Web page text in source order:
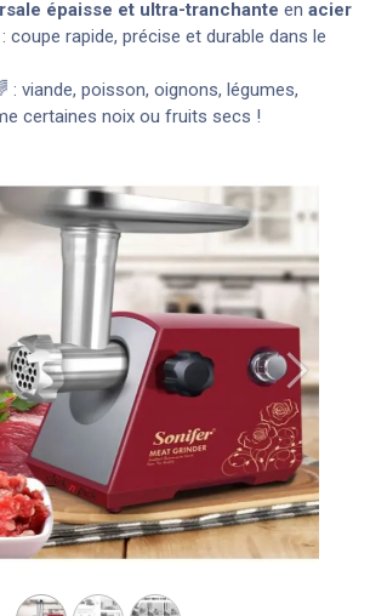
épaisse et ultra-tranchante en acier
coupe rapide, précise et durable dans le
: viande, poisson, oignons, légumes,
certaines noix ou fruits secs !
Suivant